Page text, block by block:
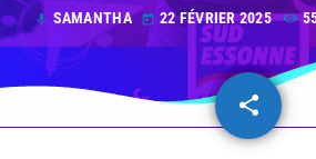
mic SAMANTHA today 22 FÉVRIER 2025
share
email